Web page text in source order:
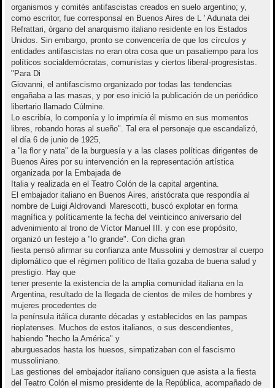
organismos y comités antifascistas creados en suelo argentino; y,
como escritor, fue corresponsal en Buenos Aires de L ' Adunata dei
Refrattari, órgano del anarquismo italiano residente en los Estados
Unidos. Sin embargo, pronto se convencería de que los círculos y
entidades antifascistas no eran otra cosa que un pasatiempo para los
políticos socialdemócratas, comunistas y ciertos liberal-progresistas.
"Para Di
Giovanni, el antifascismo organizado por todas las tendencias
engañaba a las masas, y por eso inició la publicación de un periódico
libertario llamado Cúlmine.
Lo escribía, lo componía y lo imprimía él mismo en sus momentos
libres, robando horas al sueño". Tal era el personaje que escandalizó,
el día 6 de junio de 1925,
a "la flor y nata" de la burguesía y a las clases políticas dirigentes de
Buenos Aires por su intervención en la representación artística
organizada por la Embajada de
Italia y realizada en el Teatro Colón de la capital argentina.
El embajador italiano en Buenos Aires, aristócrata que respondía al
nombre de Luigi Aldrovandi Marescotti, buscó explotar en forma
magnífica y políticamente la fecha del veinticinco aniversario del
advenimiento al trono de Víctor Manuel III. y con ese propósito,
organizó un festejo a "lo grande". Con dicha gran
fiesta pensó afirmar su confianza ante Mussolini y demostrar al cuerpo
diplomático que el régimen político de Italia gozaba de buena salud y
prestigio. Hay que
tener presente la existencia de la amplia comunidad italiana en la
Argentina, resultado de la llegada de cientos de miles de hombres y
mujeres procedentes de
la península itálica durante décadas y establecidos en las pampas
rioplatenses. Muchos de estos italianos, o sus descendientes,
habiendo "hecho la América" y
aburguesados hasta los huesos, simpatizaban con el fascismo
mussoliniano.
Las gestiones del embajador italiano consiguen que asista a la fiesta
del Teatro Colón el mismo presidente de la República, acompañado de